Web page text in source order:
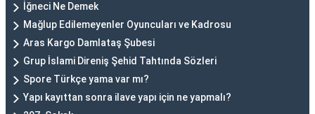
İğneci Ne Demek
Mağlup Edilemeyenler Oyuncuları ve Kadrosu
Aras Kargo Damlataş Şubesi
Grup İslami Direniş Şehid Tahtında Sözleri
Spore Türkçe yama var mı?
Yapı kayıttan sonra ilave yapı için ne yapmalı?